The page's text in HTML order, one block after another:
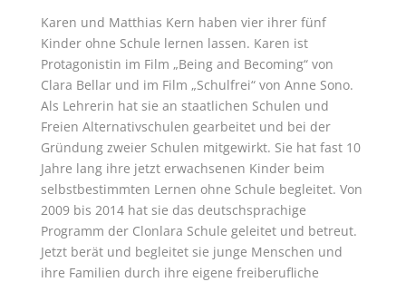
Karen und Matthias Kern haben vier ihrer fünf
Kinder ohne Schule lernen lassen. Karen ist
Protagonistin im Film „Being and Becoming“ von
Clara Bellar und im Film „Schulfrei“ von Anne Sono.
Als Lehrerin hat sie an staatlichen Schulen und
Freien Alternativschulen gearbeitet und bei der
Gründung zweier Schulen mitgewirkt. Sie hat fast 10
Jahre lang ihre jetzt erwachsenen Kinder beim
selbstbestimmten Lernen ohne Schule begleitet. Von
2009 bis 2014 hat sie das deutschsprachige
Programm der Clonlara Schule geleitet und betreut.
Jetzt berät und begleitet sie junge Menschen und
ihre Familien durch ihre eigene freiberufliche